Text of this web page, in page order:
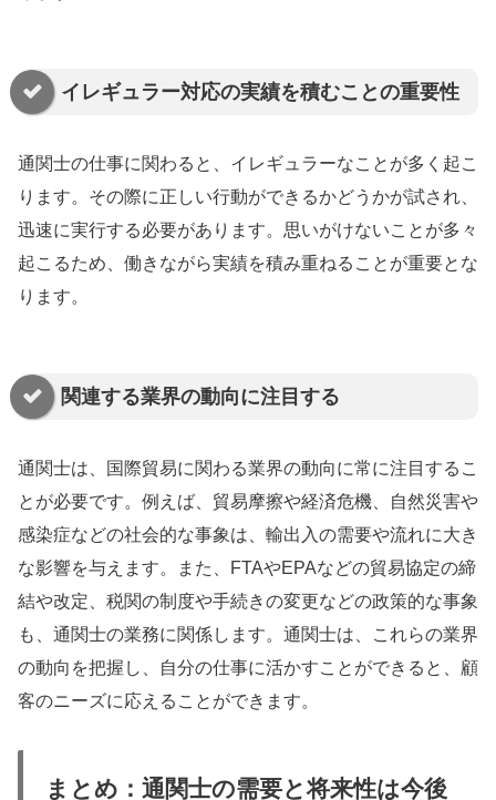
イレギュラー対応の実績を積むことの重要性
通関士の仕事に関わると、イレギュラーなことが多く起こ
ります。その際に正しい行動ができるかどうかが試され、
迅速に実行する必要があります。思いがけないことが多々
起こるため、働きながら実績を積み重ねることが重要とな
ります。
関連する業界の動向に注目する
通関士は、国際貿易に関わる業界の動向に常に注目するこ
とが必要です。例えば、貿易摩擦や経済危機、自然災害や
感染症などの社会的な事象は、輸出入の需要や流れに大き
な影響を与えます。また、FTAやEPAなどの貿易協定の締
結や改定、税関の制度や手続きの変更などの政策的な事象
も、通関士の業務に関係します。通関士は、これらの業界
の動向を把握し、自分の仕事に活かすことができると、顧
客のニーズに応えることができます。
まとめ：通関士の需要と将来性は今後